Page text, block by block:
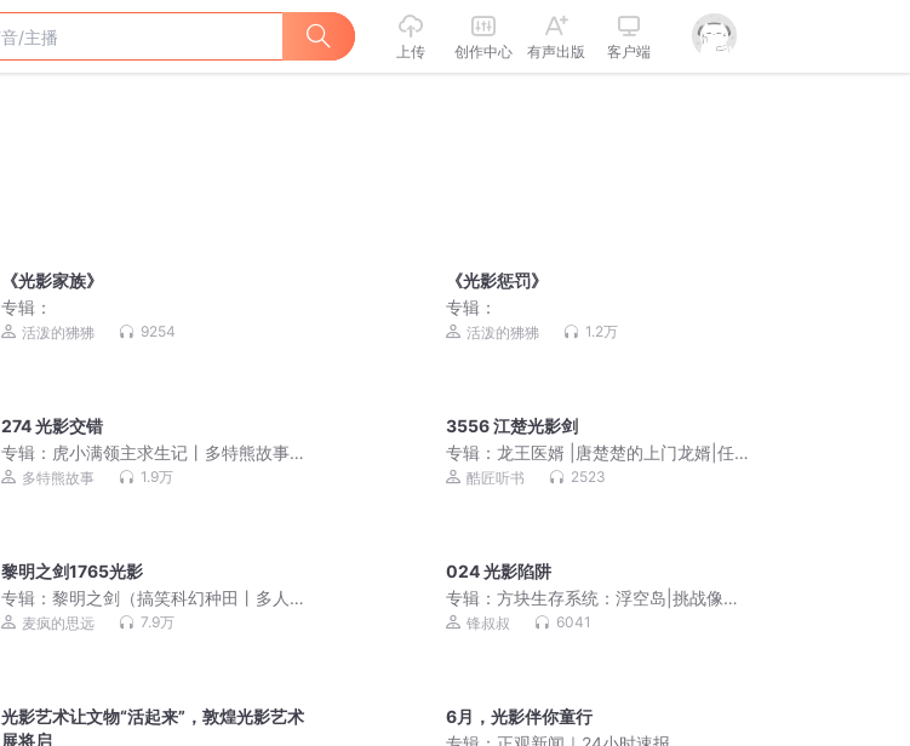
上传 创作中心 有声出版 客户端
《光影家族》
专辑：
活泼的狒狒 9254
《光影惩罚》
专辑：
活泼的狒狒 1.2万
274 光影交错
专辑： 虎小满领主求生记丨多特熊故事
丨山海神兽
多特熊故事 1.9万
3556 江楚光影剑
专辑：龙王医婿 |唐楚楚的上门龙婿|任
京浩领衔演播
酷匠听书 2523
黎明之剑1765光影
专辑：黎明之剑（搞笑科幻种田丨多人
有声剧）|长夜开拓者
麦疯的思远 7.9万
024 光影陷阱
专辑：方块生存系统：浮空岛|挑战像素
化生存危机|锋叔叔
锋叔叔 6041
光影艺术让文物“活起来”，敦煌光影艺术
展将启
6月，光影伴你童行